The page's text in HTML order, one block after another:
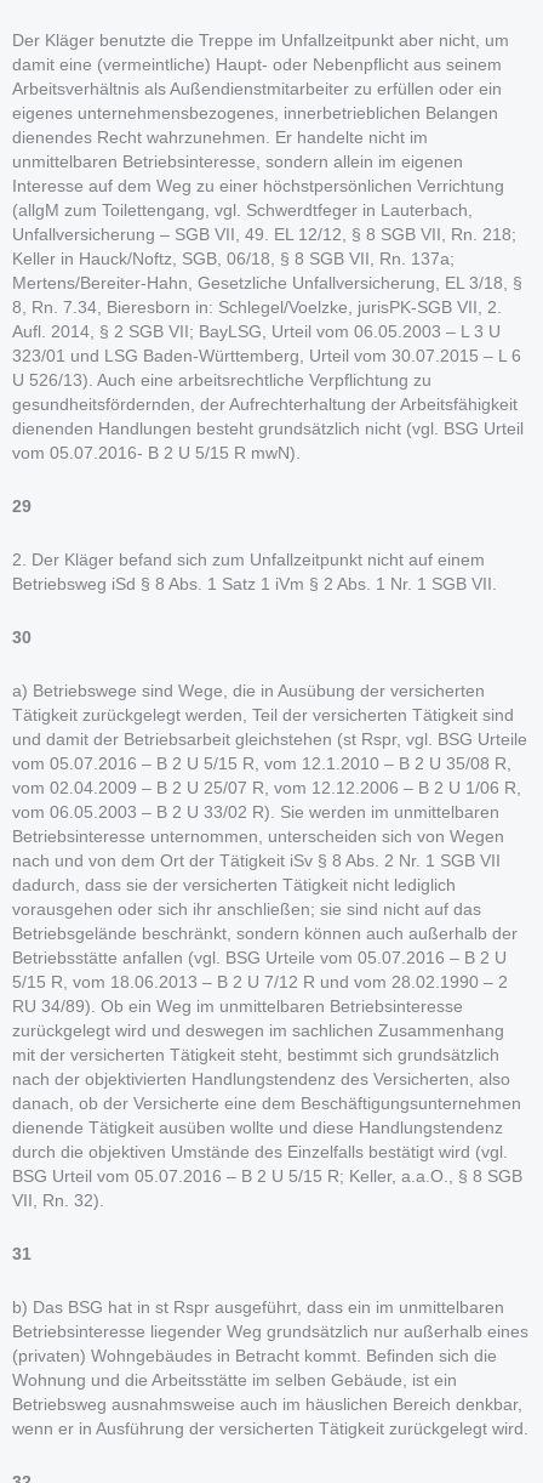
Der Kläger benutzte die Treppe im Unfallzeitpunkt aber nicht, um
damit eine (vermeintliche) Haupt- oder Nebenpflicht aus seinem
Arbeitsverhältnis als Außendienstmitarbeiter zu erfüllen oder ein
eigenes unternehmensbezogenes, innerbetrieblichen Belangen
dienendes Recht wahrzunehmen. Er handelte nicht im
unmittelbaren Betriebsinteresse, sondern allein im eigenen
Interesse auf dem Weg zu einer höchstpersönlichen Verrichtung
(allgM zum Toilettengang, vgl. Schwerdtfeger in Lauterbach,
Unfallversicherung – SGB VII, 49. EL 12/12, § 8 SGB VII, Rn. 218;
Keller in Hauck/Noftz, SGB, 06/18, § 8 SGB VII, Rn. 137a;
Mertens/Bereiter-Hahn, Gesetzliche Unfallversicherung, EL 3/18, §
8, Rn. 7.34, Bieresborn in: Schlegel/Voelzke, jurisPK-SGB VII, 2.
Aufl. 2014, § 2 SGB VII; BayLSG, Urteil vom 06.05.2003 – L 3 U
323/01 und LSG Baden-Württemberg, Urteil vom 30.07.2015 – L 6
U 526/13). Auch eine arbeitsrechtliche Verpflichtung zu
gesundheitsfördernden, der Aufrechterhaltung der Arbeitsfähigkeit
dienenden Handlungen besteht grundsätzlich nicht (vgl. BSG Urteil
vom 05.07.2016- B 2 U 5/15 R mwN).
29
2. Der Kläger befand sich zum Unfallzeitpunkt nicht auf einem
Betriebsweg iSd § 8 Abs. 1 Satz 1 iVm § 2 Abs. 1 Nr. 1 SGB VII.
30
a) Betriebswege sind Wege, die in Ausübung der versicherten
Tätigkeit zurückgelegt werden, Teil der versicherten Tätigkeit sind
und damit der Betriebsarbeit gleichstehen (st Rspr, vgl. BSG Urteile
vom 05.07.2016 – B 2 U 5/15 R, vom 12.1.2010 – B 2 U 35/08 R,
vom 02.04.2009 – B 2 U 25/07 R, vom 12.12.2006 – B 2 U 1/06 R,
vom 06.05.2003 – B 2 U 33/02 R). Sie werden im unmittelbaren
Betriebsinteresse unternommen, unterscheiden sich von Wegen
nach und von dem Ort der Tätigkeit iSv § 8 Abs. 2 Nr. 1 SGB VII
dadurch, dass sie der versicherten Tätigkeit nicht lediglich
vorausgehen oder sich ihr anschließen; sie sind nicht auf das
Betriebsgelände beschränkt, sondern können auch außerhalb der
Betriebsstätte anfallen (vgl. BSG Urteile vom 05.07.2016 – B 2 U
5/15 R, vom 18.06.2013 – B 2 U 7/12 R und vom 28.02.1990 – 2
RU 34/89). Ob ein Weg im unmittelbaren Betriebsinteresse
zurückgelegt wird und deswegen im sachlichen Zusammenhang
mit der versicherten Tätigkeit steht, bestimmt sich grundsätzlich
nach der objektivierten Handlungstendenz des Versicherten, also
danach, ob der Versicherte eine dem Beschäftigungsunternehmen
dienende Tätigkeit ausüben wollte und diese Handlungstendenz
durch die objektiven Umstände des Einzelfalls bestätigt wird (vgl.
BSG Urteil vom 05.07.2016 – B 2 U 5/15 R; Keller, a.a.O., § 8 SGB
VII, Rn. 32).
31
b) Das BSG hat in st Rspr ausgeführt, dass ein im unmittelbaren
Betriebsinteresse liegender Weg grundsätzlich nur außerhalb eines
(privaten) Wohngebäudes in Betracht kommt. Befinden sich die
Wohnung und die Arbeitsstätte im selben Gebäude, ist ein
Betriebsweg ausnahmsweise auch im häuslichen Bereich denkbar,
wenn er in Ausführung der versicherten Tätigkeit zurückgelegt wird.